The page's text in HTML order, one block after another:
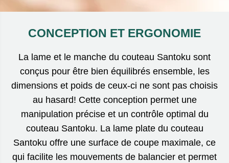
CONCEPTION ET ERGONOMIE
La lame et le manche du couteau Santoku sont
conçus pour être bien équilibrés ensemble, les
dimensions et poids de ceux-ci ne sont pas choisis
au hasard! Cette conception permet une
manipulation précise et un contrôle optimal du
couteau Santoku. La lame plate du couteau
Santoku offre une surface de coupe maximale, ce
qui facilite les mouvements de balancier et permet